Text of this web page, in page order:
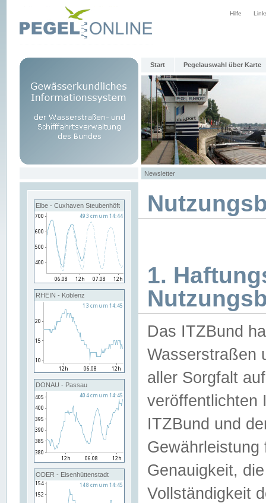
Hilfe
Start Pegelauswahl über Karte
Newsletter
Elbe - Cuxhaven Steubenhöft
RHEIN - Koblenz
DONAU - Passau
ODER - Eisenhüttenstadt
1.
Das ITZBund
Wasserstraßen
aller Sorgfalt
veröffentlichten
ITZBund und
Genauigkeit,
Vollständigkeit